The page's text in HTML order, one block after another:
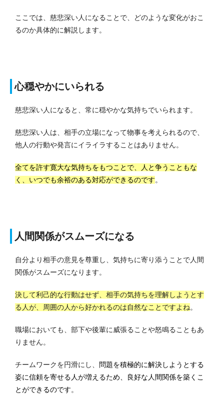
ここでは、慈悲深い人になることで、どのような変化がおこ
るのか具体的に解説します。
心穏やかにいられる
慈悲深い人になると、常に穏やかな気持ちでいられます。
慈悲深い人は、相手の立場になって物事を考えられるので、
他人の行動や発言にイライラすることはありません。
全てを許す寛大な気持ちをもつことで、人と争うこともな
く、いつでも余裕のある対応ができるのです。
人間関係がスムーズになる
自分より相手の意見を尊重し、気持ちに寄り添うことで人間
関係がスムーズになります。
決して利己的な行動はせず、相手の気持ちを理解しようとす
る人が、周囲の人から好かれるのは自然なことですよね。
職場においても、部下や後輩に威張ることや怒鳴ることもあ
りません。
チームワークを円滑にし、
問題を積極的に解決しようとする
姿に信頼を寄せる人が増えるため、良好な人間関係を築くこ
とができるのです。